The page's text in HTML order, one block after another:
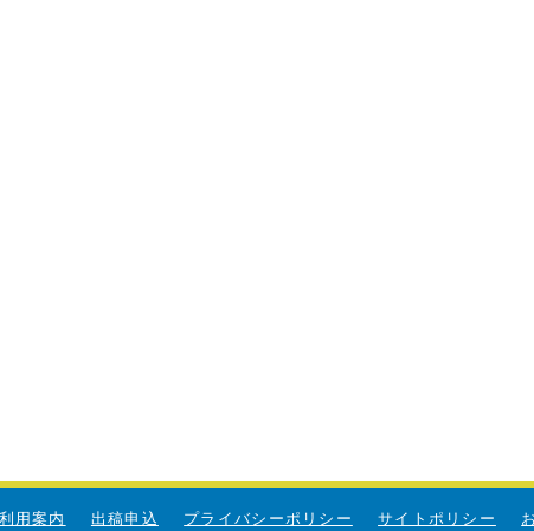
用案内 出稿申込 プライバシーポリシー サイトポリシー